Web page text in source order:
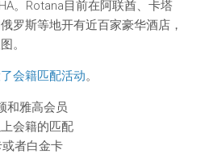
。Rotana目前在阿联酋、卡塔
罗斯等地开有近百家豪华酒店，
。
会籍匹配活动。
和雅高会员
会籍的匹配
者白金卡